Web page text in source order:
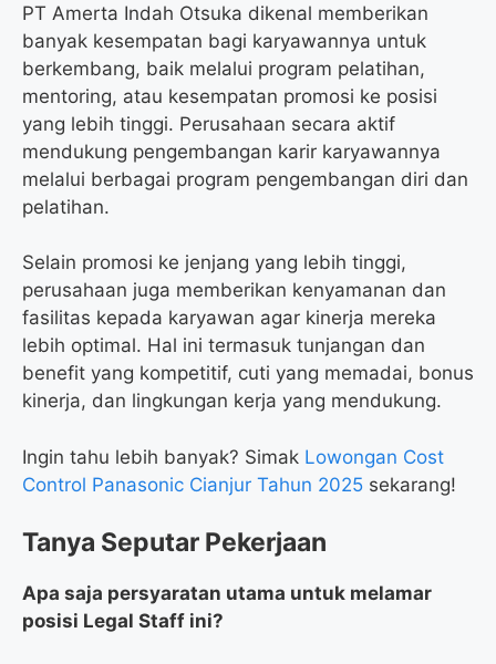
PT Amerta Indah Otsuka dikenal memberikan
banyak kesempatan bagi karyawannya untuk
berkembang, baik melalui program pelatihan,
mentoring, atau kesempatan promosi ke posisi
yang lebih tinggi. Perusahaan secara aktif
mendukung pengembangan karir karyawannya
melalui berbagai program pengembangan diri dan
pelatihan.
Selain promosi ke jenjang yang lebih tinggi,
perusahaan juga memberikan kenyamanan dan
fasilitas kepada karyawan agar kinerja mereka
lebih optimal. Hal ini termasuk tunjangan dan
benefit yang kompetitif, cuti yang memadai, bonus
kinerja, dan lingkungan kerja yang mendukung.
Ingin tahu lebih banyak? Simak Lowongan Cost
Control Panasonic Cianjur Tahun 2025 sekarang!
Tanya Seputar Pekerjaan
Apa saja persyaratan utama untuk melamar
posisi Legal Staff ini?